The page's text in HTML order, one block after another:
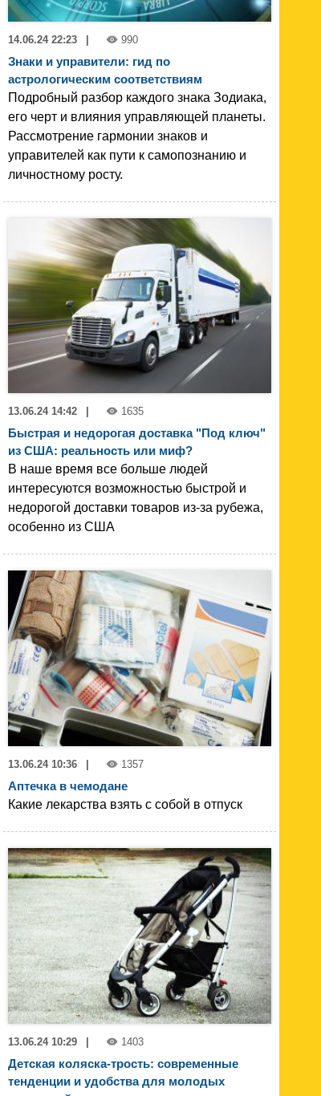
14.06.24 22:23 | 990
Знаки и управители: гид по
астрологическим соответствиям
Подробный разбор каждого знака Зодиака,
его черт и влияния управляющей планеты.
Рассмотрение гармонии знаков и
управителей как пути к самопознанию и
личностному росту.
13.06.24 14:42 1635
Быстрая и недорогая доставка "Под ключ"
из США: реальность или миф?
В наше время все больше людей
интересуются возможностью быстрой и
недорогой доставки товаров из-за рубежа,
особенно из США
13.06.24 10:36 1357
Аптечка в чемодане
Какие лекарства взять с собой в отпуск
13.06.24 10:29 | 1403
Детская коляска-трость: современные
тенденции и удобства для молодых